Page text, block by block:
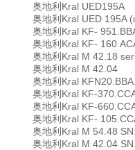
奥地利Kral UED195A
奥地利Kral UED 195A
奥地利Kral KF-
奥地利Kral KF-
奥地利Kral M 42.18
奥地利Kral M 42.04
奥地利Kral
奥地利Kral KF-
奥地利Kral KF-
奥地利Kral KF-
奥地利Kral M 54.48
奥地利Kral M 42.04